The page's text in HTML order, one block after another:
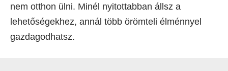
nem otthon ülni. Minél nyitottabban állsz a
lehetőségekhez, annál több örömteli élménnyel
gazdagodhatsz.